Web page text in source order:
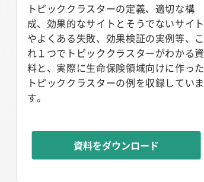
トピッククラスターの定義、適切な構
成、効果的なサイトとそうでないサイト
やよくある失敗、効果検証の実例等、こ
れ１つでトピッククラスターがわかる資
料と、実際に生命保険領域向けに作った
トピッククラスターの例を収録していま
す。
資料をダウンロード